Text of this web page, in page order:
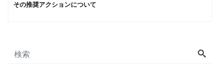
その推奨アクションについて